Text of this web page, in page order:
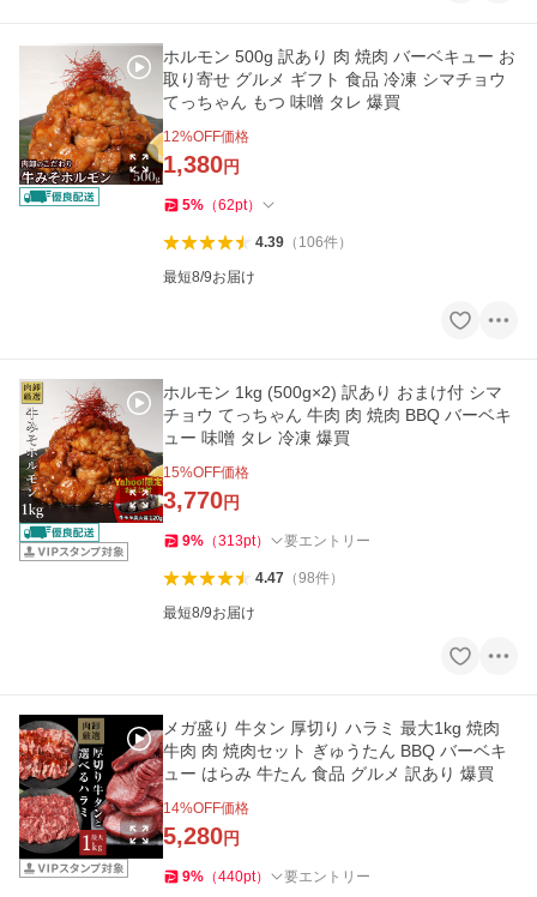
ホルモン 500g 訳あり 肉 焼肉 バーベキュー お
取り寄せ グルメ ギフト 食品 冷凍 シマチョウ
てっちゃん もつ 味噌 タレ 爆買
12%OFF価格
1,380円
5% （62pt）
4.39（ 106件）
最短8/9お届け
ホルモン 1kg (500g×2) 訳あり おまけ付 シマ
チョウ てっちゃん 牛肉 肉 焼肉 BBQ バーベキ
ュー 味噌 タレ 冷凍 爆買
15%OFF価格
3,770円
9% （313pt） 要エントリー
4.47（98件）
最短8/9お届け
メガ盛り 牛タン 厚切り ハラミ 最大1kg 焼肉
牛肉 肉 焼肉セット ぎゅうたん BBQ バーベキ
ュー はらみ 牛たん 食品 グルメ 訳あり 爆買
14%OFF価格
5,280円
9% （440pt） 要エントリー